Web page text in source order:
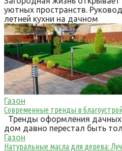
уютных пространств.
летней кухни на дачном
Газон
Современные тренды в
Тренды оформления
дом давно перестал быть
Газон
Натуральные масла для дерева: